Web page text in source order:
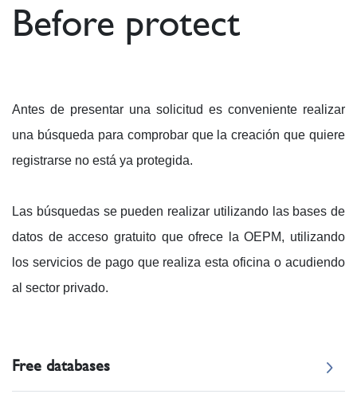
Before protect
Antes de presentar una solicitud es conveniente realizar
una búsqueda para comprobar que la creación que quiere
registrarse no está ya protegida.
Las búsquedas se pueden realizar utilizando las bases de
datos de acceso gratuito que ofrece la OEPM, utilizando
los servicios de pago que realiza esta oficina o acudiendo
al sector privado.
Free databases